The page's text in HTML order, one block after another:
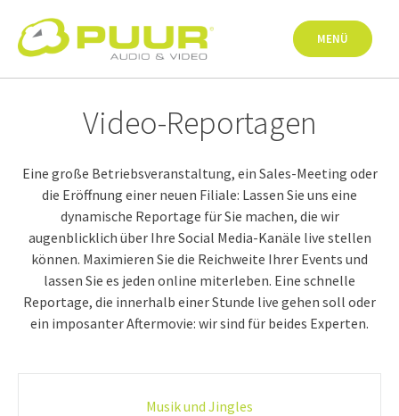
zum
Inhalt
MENÜ
Video-Reportagen
Eine große Betriebsveranstaltung, ein Sales-Meeting oder
die Eröffnung einer neuen Filiale: Lassen Sie uns eine
dynamische Reportage für Sie machen, die wir
augenblicklich über Ihre Social Media-Kanäle live stellen
können. Maximieren Sie die Reichweite Ihrer Events und
lassen Sie es jeden online miterleben. Eine schnelle
Reportage, die innerhalb einer Stunde live gehen soll oder
ein imposanter Aftermovie: wir sind für beides Experten.
Musik und Jingles